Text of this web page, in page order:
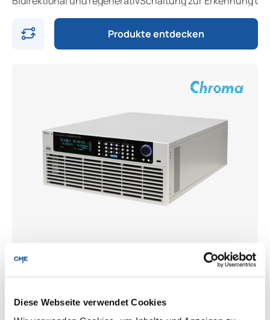
Diese Webseite verwendet Cookies
Produkte entdecken
63206A-60-1000 | Hochleistungsfähiges
elektronisches DC-Last Model | Chroma